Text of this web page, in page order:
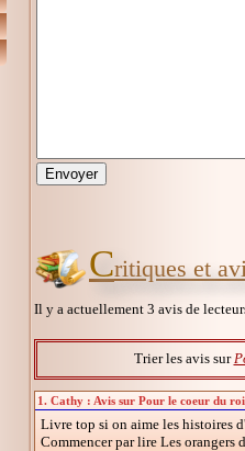
Critiques et
Il y a actuellement 3 avis de
Trier les avis sur
1. Cathy : Avis sur Pour le coeur du
Livre top si on aime les histoires
Commencer par lire Les orangers